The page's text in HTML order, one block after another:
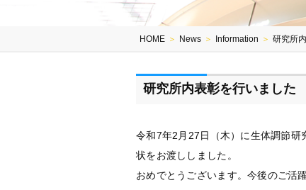
HOME ＞ News ＞ Information ＞ 研究所
研究所内表彰を行いました
令和7年2月27日（木）に生体調節
状をお渡ししました。
おめでとうございます。今後のご活